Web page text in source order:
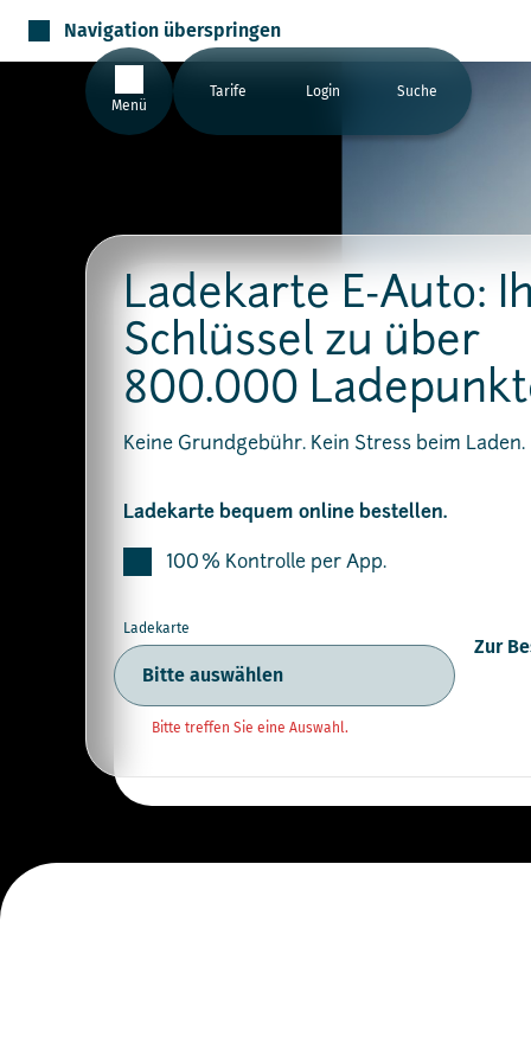
Navigation überspringen
Menü
Tarife Login Suche
Ladekarte E-Auto:
Schlüssel zu über
800.000
Keine Grundgebühr. Kein Stress beim Laden.
Ladekarte bequem online bestellen.
100 % Kontrolle per App.
Ladekarte
Bitte treffen Sie eine Auswahl.
Zur